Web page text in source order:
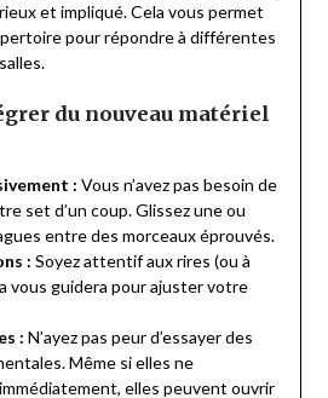
et impliqué. Cela vous permet
pour répondre à différentes
du nouveau matériel
: Vous n’avez pas besoin de
set d’un coup. Glissez une ou
entre des morceaux éprouvés.
: Soyez attentif aux rires (ou à
vous guidera pour ajuster votre
: N’ayez pas peur d’essayer des
Même si elles ne
elles peuvent ouvrir